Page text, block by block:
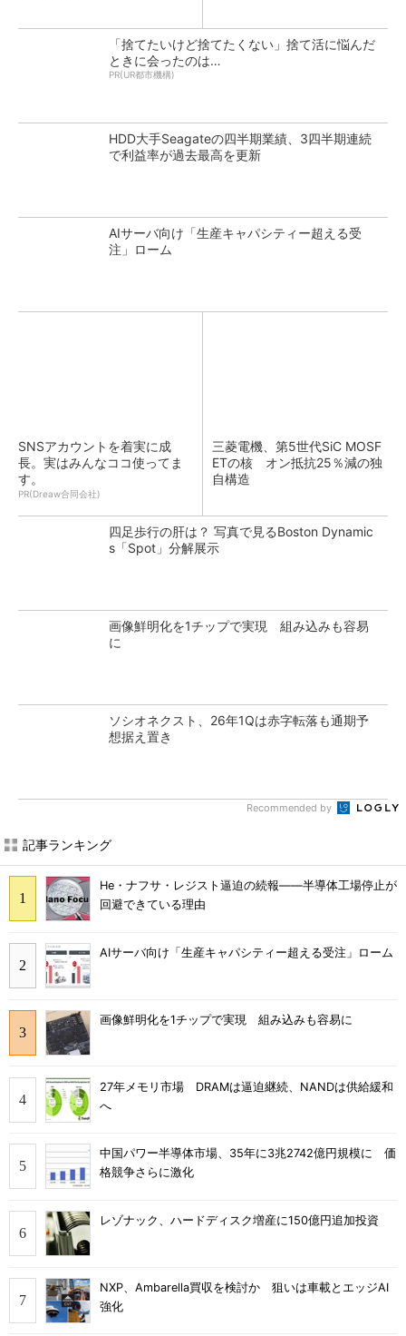
「捨てたいけど捨てたくない」捨て活に悩んだ
ときに会ったのは…
PR(UR都市機構)
HDD大手Seagateの四半期業績、3四半期連続
で利益率が過去最高を更新
AIサーバ向け「生産キャパシティー超える受
注」ローム
SNSアカウントを着実に成
長。実はみんなココ使ってま
す。
PR(Dreaw合同会社)
三菱電機、第5世代SiC MOSF
ETの核 オン抵抗25％減の独
自構造
四足歩行の肝は？ 写真で見るBoston Dynamic
s「Spot」分解展示
画像鮮明化を1チップで実現 組み込みも容易
に
ソシオネクスト、26年1Qは赤字転落も通期予
想据え置き
Recommended by
記事ランキング
He・ナフサ・レジスト逼迫の続報――半導体工場停止が
回避できている理由
AIサーバ向け「生産キャパシティー超える受注」ローム
画像鮮明化を1チップで実現 組み込みも容易に
27年メモリ市場 DRAMは逼迫継続、NANDは供給緩和
へ
中国パワー半導体市場、35年に3兆2742億円規模に 価
格競争さらに激化
レゾナック、ハードディスク増産に150億円追加投資
NXP、Ambarella買収を検討か 狙いは車載とエッジAI
強化